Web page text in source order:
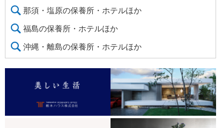
那須・塩原の保養所・ホテルほか
福島の保養所・ホテルほか
沖縄・離島の保養所・ホテルほか